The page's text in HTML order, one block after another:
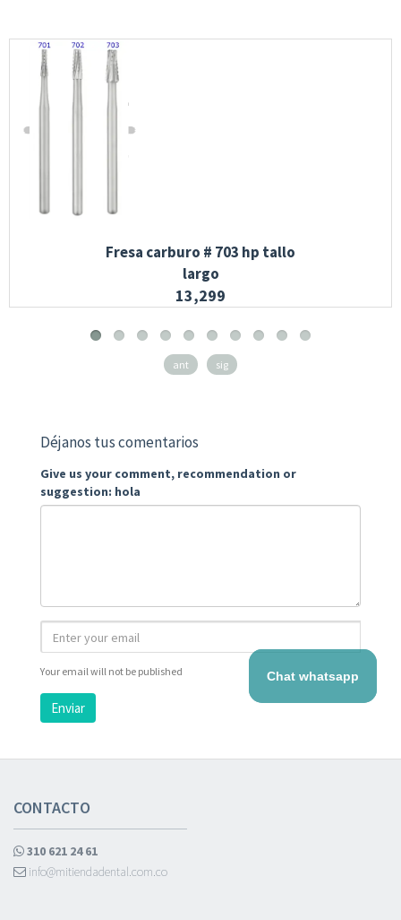
Fresa carburo # 703 hp tallo
largo
13,299
ant sig
Déjanos tus comentarios
Give us your comment, recommendation or
suggestion: hola
Your email will not be published
Enviar
CONTACTO
310 621 24 61
info@mitiendadental.com.co
Chat whatsapp